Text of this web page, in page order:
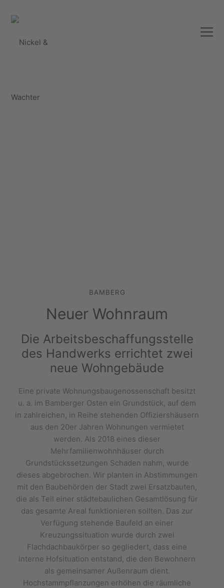
BAMBERG
Neuer Wohnraum
Die Arbeitsbeschaffungsstelle
des Handwerks errichtet zwei
neue Wohngebäude
Eine private Wohnungsbaugenossenschaft besitzt
u. a. im Bamberger Osten ein Grundstück, auf dem
in zahlreichen, in Reihe stehenden Offiziershäusern
aus den 20er Jahren Wohnungen vermietet
werden. Als 2018 eines dieser
Mehrfamilienwohnhäuser durch
Grundstückssetzungen Schaden nahm, wurde
dieses abgebrochen. Wir planten in Abstimmungen
mit den Baubehörden der Stadt zwei Ersatzbauten,
die als Teil einer städtebaulichen Gesamtlösung für
das gesamte Areal funktionieren sollten. Das zur
Verfügung stehende Baufeld an einer
Kreuzungssituation wurde durch zwei
Flachdachbaukörper so gegliedert, dass eine
interne Hofsituation entstand, die den Bewohnern
als gemeinsamer Außenraum dient.
Hochstammpflanzungen erhöhen die räumliche